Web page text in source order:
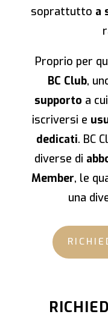
soprattutto a
Proprio per
BC Club,
supporto a
iscriversi e
dedicati. BC
diverse di
Member, le
una